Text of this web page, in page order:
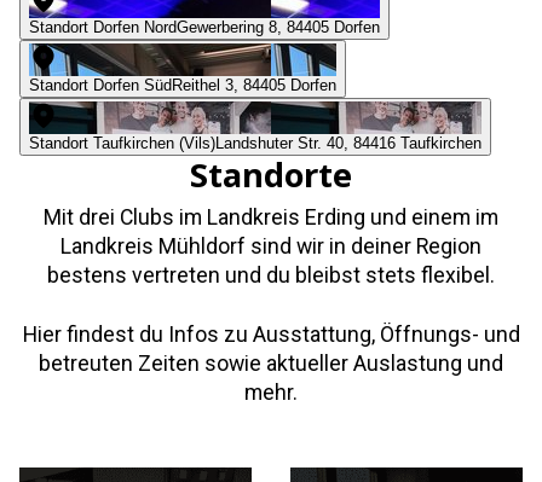
Standort Dorfen NordGewerbering 8, 84405 Dorfen
Standort Dorfen Süd Reithel 3, 84405 Dorfen
Standort Taufkirchen (Vils)Landshuter Str. 40, 84416 Taufkirchen
Standorte
Mit drei Clubs im Landkreis Erding und einem im
Landkreis Mühldorf sind wir in deiner Region
bestens vertreten und du bleibst stets flexibel.
Hier findest du Infos zu Ausstattung, Öffnungs- und
betreuten Zeiten sowie aktueller Auslastung und
mehr.